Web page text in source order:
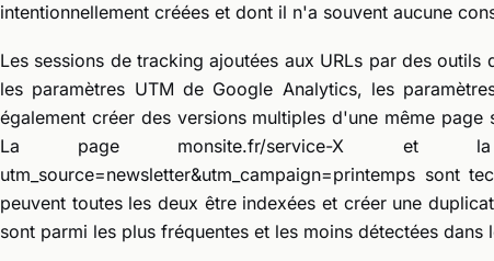
intentionnellement créées et dont il n'a souvent aucune
Les sessions de tracking ajoutées aux URLs par des
les paramètres UTM de Google Analytics, les
également créer des versions multiples d'une même page
La page monsite.fr/service-X et la
utm_source=newsletter&utm_campaign=printemps sont
peuvent toutes les deux être indexées et créer une
sont parmi les plus fréquentes et les moins détectées dans